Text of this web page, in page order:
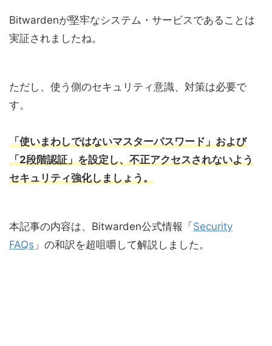
Bitwardenが堅牢なシステム・サービスであることは
実証されましたね。
ただし、使う側のセキュリティ意識、対策は必要で
す。
「使いまわしではないマスターパスワード」および
「2段階認証」を設定し、不正アクセスされないよう
セキュリティ強化しましょう。
本記事の内容は、Bitwarden公式情報「Security
FAQs 」の和訳を超咀嚼して解説しました。